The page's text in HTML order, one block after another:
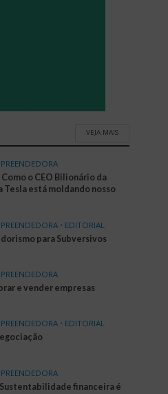
VEJA MAIS
Como o CEO Bilionário da
Tesla está moldando nosso
• EDITORIAL
para Subversivos
e vender empresas
• EDITORIAL
financeira é